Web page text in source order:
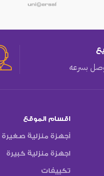
بسرعه
اقسام الموقع
أجهزة منزلية صغيرة
اجهزة منزلية كبيرة
تكييفات